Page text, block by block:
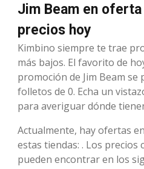
Jim Beam en
precios hoy
Kimbino siempre te trae
más bajos. El favorito de
promoción de Jim Beam
folletos de 0. Echa un
para averiguar dónde
Actualmente, hay ofertas
estas tiendas: . Los precios
pueden encontrar en los